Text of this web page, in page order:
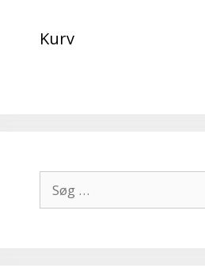
Kurv
efter: